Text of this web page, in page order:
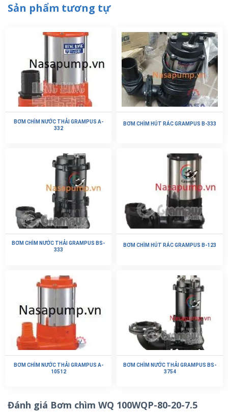
Sản phẩm tương tự
BƠM CHÌM NƯỚC THẢI GRAMPUS A-
332
BƠM CHÌM HÚT RÁC GRAMPUS B-333
BƠM CHÌM NƯỚC THẢI GRAMPUS BS-
333
BƠM CHÌM HÚT RÁC GRAMPUS B-123
BƠM CHÌM NƯỚC THẢI GRAMPUS A-
10512
BƠM CHÌM NƯỚC THẢI GRAMPUS BS-
3754
Đánh giá Bơm chìm WQ 100WQP-80-20-7.5